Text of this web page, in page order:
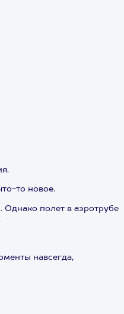
то новое.
полет в аэротрубе
навсегда,